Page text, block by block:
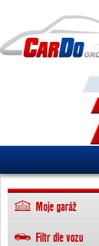
Moje garáž
Filtr dle vozu